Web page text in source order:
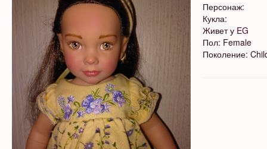
Персонаж:
Кукла:
Живет у EG
Пол: Female
Поколение: